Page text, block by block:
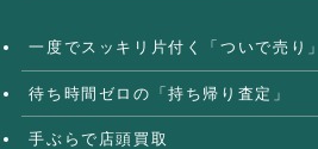
一度でスッキリ片付く「ついで売り」
待ち時間ゼロの「持ち帰り査定」
手ぶらで店頭買取